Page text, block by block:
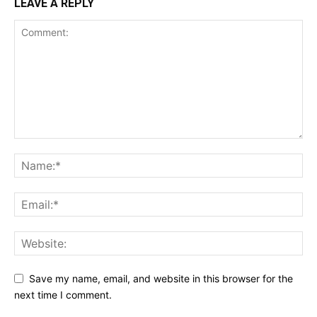
LEAVE A REPLY
Save my name, email, and website in this browser for the
next time I comment.